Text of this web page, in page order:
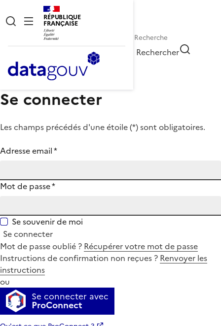
RÉPUBLIQUE
FRANÇAISE
Rechercher
Se connecter
Les champs précédés d'une étoile (*) sont obligatoires.
Adresse email*
Mot de passe*
Se souvenir de moi
Se connecter
Mot de passe oublié ? Récupérer votre mot de passe
Instructions de confirmation non reçues ? Renvoyer les
instructions
ou
Se connecter avec
ProConnect